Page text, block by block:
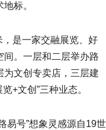
标。
，是一家交融展览、好
。一层和二层举办路
文创专卖店，三层建
+文创”三种业态。
易号”想象灵感源自19世